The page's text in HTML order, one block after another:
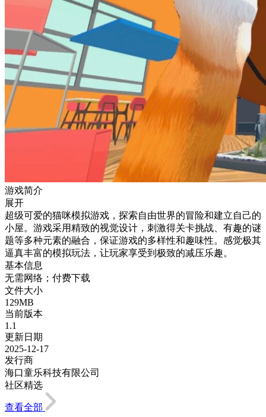
游戏简介
展开
超级可爱的猫咪模拟游戏，探索自由世界的冒险和建立自己的
小屋。游戏采用精致的视觉设计，刺激得关卡挑战、有趣的谜
题等多种元素的融合，保证游戏的多样性和趣味性。感觉极其
逼真丰富的模拟玩法，让玩家享受到极致的减压乐趣。
基本信息
无需网络；付费下载
文件大小
129MB
当前版本
1.1
更新日期
2025-12-17
发行商
海口童乐科技有限公司
社区精选
查看全部